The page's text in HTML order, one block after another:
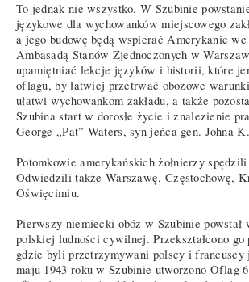
To jednak nie wszystko. W Szubinie
językowe dla wychowanków miejscowego
a jego budowę będą wspierać Amerykanie we
Ambasadą Stanów Zjednoczonych w
upamiętniać lekcje języków i historii, które
oflagu, by łatwiej przetrwać obozowe
ułatwi wychowankom zakładu, a także
Szubina start w dorosłe życie i znalezienie
George „Pat” Waters, syn jeńca gen. Johna
Potomkowie amerykańskich żołnierzy
Odwiedzili także Warszawę, Częstochowę,
Oświęcimiu.
Pierwszy niemiecki obóz w Szubinie powstał
polskiej ludności cywilnej. Przekształcono go
gdzie byli przetrzymywani polscy i
maju 1943 roku w Szubinie utworzono Oflag